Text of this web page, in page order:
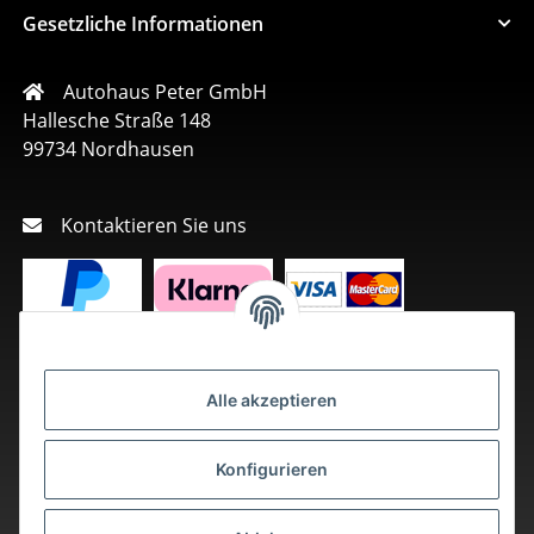
Alle akzeptieren
Konfigurieren
Gesetzliche Informationen
Autohaus Peter GmbH
Hallesche Straße 148
99734 Nordhausen
Kontaktieren Sie uns